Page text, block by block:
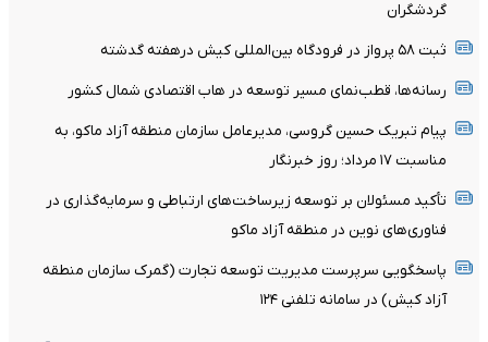
گردشگران
ثبت ۵۸ پرواز در فرودگاه بین‌المللی کیش درهفته گدشته
رسانه‌ها، قطب‌نمای مسیر توسعه در هاب اقتصادی شمال کشور
پیام تبریک حسین گروسی، مدیرعامل سازمان منطقه آزاد ماکو، به
مناسبت ۱۷ مرداد؛ روز خبرنگار
تأکید مسئولان بر توسعه زیرساخت‌های ارتباطی و سرمایه‌گذاری در
فناوری‌های نوین در منطقه آزاد ماکو
پاسخگویی سرپرست مدیریت توسعه تجارت (گمرک سازمان منطقه
آزاد کیش) در سامانه تلفنی ۱۲۴